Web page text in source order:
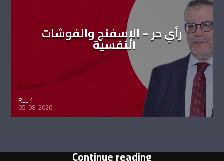
رأي حر – الإسفنج والفوشات
النفسية
RLL 1
05-08-2026